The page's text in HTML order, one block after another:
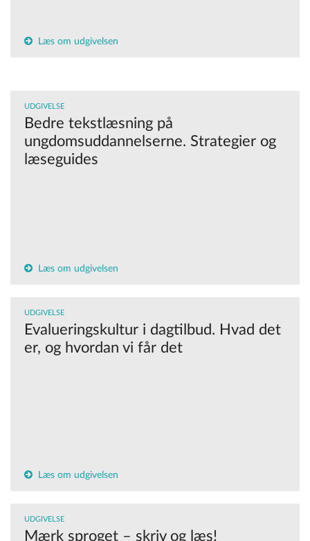
Læs om udgivelsen
UDGIVELSE
Bedre tekstlæsning på
ungdomsuddannelserne. Strategier og
læseguides
Læs om udgivelsen
UDGIVELSE
Evalueringskultur i dagtilbud. Hvad det
er, og hvordan vi får det
Læs om udgivelsen
UDGIVELSE
Mærk sproget – skriv og læs!